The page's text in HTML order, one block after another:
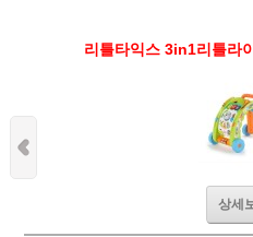
리틀타익스 3in1리틀라
상세